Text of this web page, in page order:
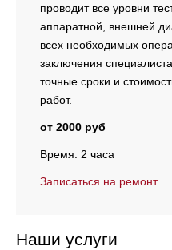
проводит все уровни
аппаратной, внешней
всех необходимых
заключения
точные сроки и
работ.
от 2000 руб
Время: 2 часа
Записаться на ремонт
Наши услуги